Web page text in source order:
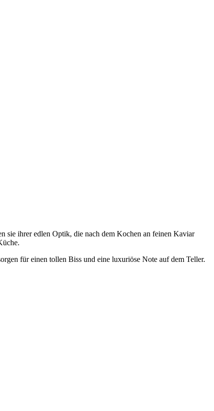
sie ihrer edlen Optik, die nach dem Kochen an feinen Kaviar
für einen tollen Biss und eine luxuriöse Note auf dem Teller.